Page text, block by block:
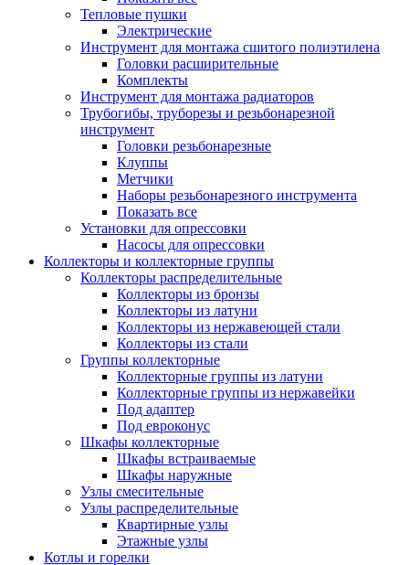
Тепловые пушки
Электрические
Инструмент для монтажа сшитого полиэтилена
Головки расширительные
Комплекты
Инструмент для монтажа радиаторов
Трубогибы, труборезы и резьбонарезной
инструмент
Головки резьбонарезные
Клуппы
Метчики
Наборы резьбонарезного инструмента
Показать все
Установки для опрессовки
Насосы для опрессовки
Коллекторы и коллекторные группы
Коллекторы распределительные
Коллекторы из бронзы
Коллекторы из латуни
Коллекторы из нержавеющей стали
Коллекторы из стали
Группы коллекторные
Коллекторные группы из латуни
Коллекторные группы из нержавейки
Под адаптер
Под евроконус
Шкафы коллекторные
Шкафы встраиваемые
Шкафы наружные
Узлы смесительные
Узлы распределительные
Квартирные узлы
Этажные узлы
Котлы и горелки